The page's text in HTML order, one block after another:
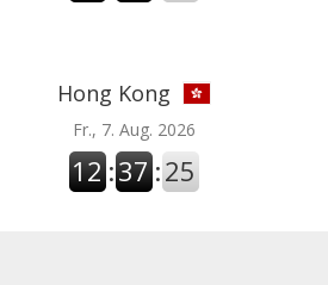
Hong Kong
Fr., 7. Aug. 2026
12 :37 :26